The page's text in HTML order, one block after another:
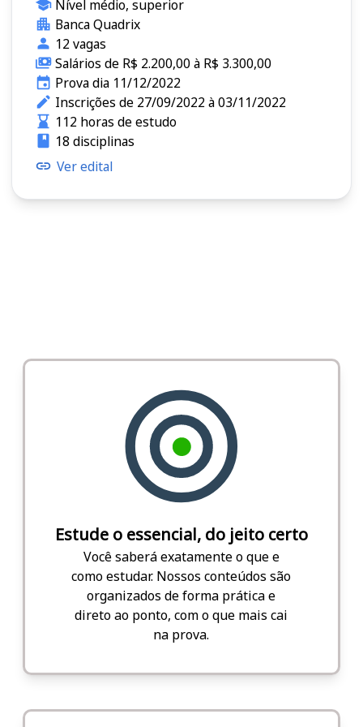
Nível médio, superior
Banca Quadrix
12 vagas
Salários de R$ 2.200,00 à R$ 3.300,00
Prova dia 11/12/2022
Inscrições de 27/09/2022 à 03/11/2022
112 horas de estudo
18 disciplinas
Ver edital
Estude o essencial, do jeito certo
Você saberá exatamente o que e
como estudar. Nossos conteúdos são
organizados de forma prática e
direto ao ponto, com o que mais cai
na prova.